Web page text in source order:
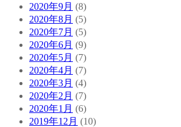
2020年9月 (8)
2020年8月 (5)
2020年7月 (5)
2020年6月 (9)
2020年5月 (7)
2020年4月 (7)
2020年3月 (4)
2020年2月 (7)
2020年1月 (6)
2019年12月 (10)